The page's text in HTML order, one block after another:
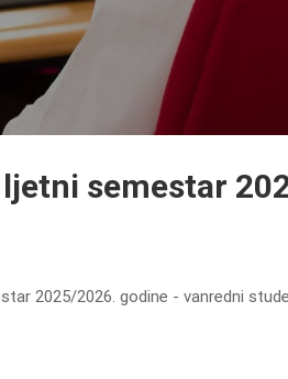
ljetni semestar
2025/2026. godine - vanredni